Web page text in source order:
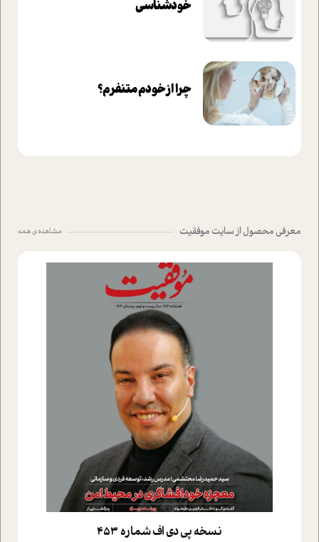
خودشناسی
چرا از خودم متنفرم؟
معرفی محصول از سایت موفقیت مشاهده ی همه
نسخه پي دي اف شماره 453